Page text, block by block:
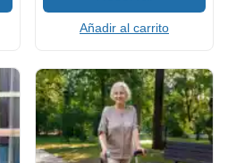
Añadir al carrito